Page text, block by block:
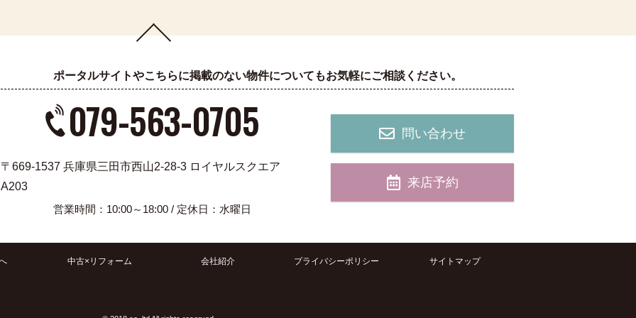
ポータルサイトやこちらに掲載のない物件についてもお気軽にご相談ください。
079-563-0705
〒669-1537 兵庫県三田市西山2-28-3 ロイヤルスクエア
A203
営業時間：10:00～18:00 / 定休日：水曜日
問い合わせ
来店予約
中古×リフォーム 会社紹介 プライバシーポリシー サイトマップ